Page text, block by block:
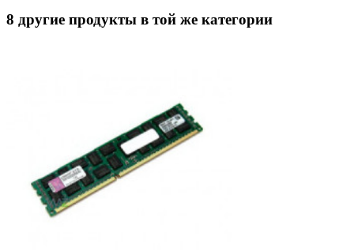
8 другие продукты в той же категории